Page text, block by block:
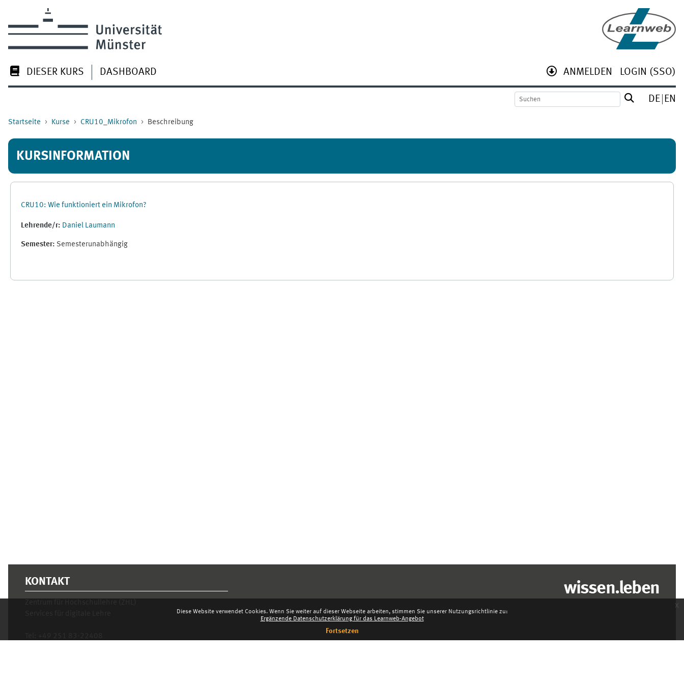
Diese Website verwendet Cookies. Wenn Sie weiter auf dieser Webseite arbeiten, stimmen Sie unserer Nutzungsrichtlinie zu:
Ergänzende Datenschutzerklärung für das Learnweb-Angebot
Fortsetzen
x
DIESER KURS DASHBOARD ANMELDEN LOGIN (SSO)
DE EN
Startseite Kurse CRU10_Mikrofon Beschreibung
KURSINFORMATION
CRU10: Wie funktioniert ein Mikrofon?
Lehrende/r: Daniel Laumann
Semester: Semesterunabhängig
KONTAKT wissen.leben